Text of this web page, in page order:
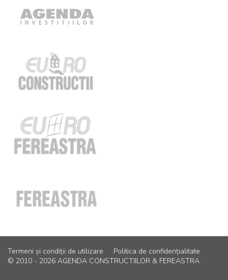
Termeni și condiții de utilizare
Politica de confidențialitate
© 2010 - 2026 AGENDA CONSTRUCTIILOR & FEREASTRA.